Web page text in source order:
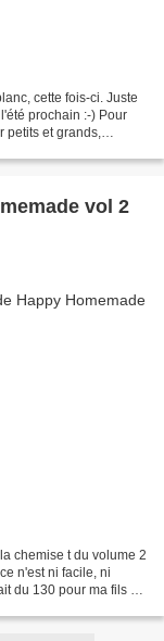
cette fois-ci. Juste
prochain :-) Pour
petits et grands,
vol 2
chemise t du volume 2
n'est ni facile, ni
du 130 pour ma fils de